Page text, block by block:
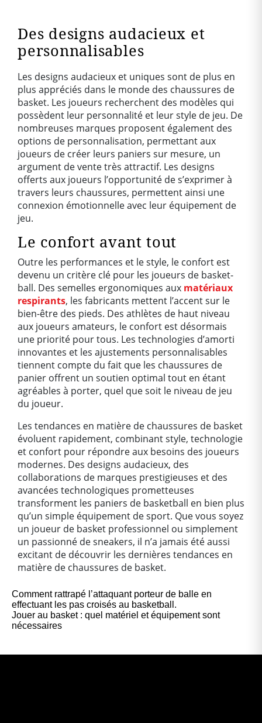
Des designs audacieux et
personnalisables
Les designs audacieux et uniques sont de plus en
plus appréciés dans le monde des chaussures de
basket. Les joueurs recherchent des modèles qui
possèdent leur personnalité et leur style de jeu. De
nombreuses marques proposent également des
options de personnalisation, permettant aux
joueurs de créer leurs paniers sur mesure, un
argument de vente très attractif. Les designs
offerts aux joueurs l’opportunité de s’exprimer à
travers leurs chaussures, permettent ainsi une
connexion émotionnelle avec leur équipement de
jeu.
Le confort avant tout
Outre les performances et le style, le confort est
devenu un critère clé pour les joueurs de basket-
ball. Des semelles ergonomiques aux matériaux
respirants, les fabricants mettent l’accent sur le
bien-être des pieds. Des athlètes de haut niveau
aux joueurs amateurs, le confort est désormais
une priorité pour tous. Les technologies d’amorti
innovantes et les ajustements personnalisables
tiennent compte du fait que les chaussures de
panier offrent un soutien optimal tout en étant
agréables à porter, quel que soit le niveau de jeu
du joueur.
Les tendances en matière de chaussures de basket
évoluent rapidement, combinant style, technologie
et confort pour répondre aux besoins des joueurs
modernes. Des designs audacieux, des
collaborations de marques prestigieuses et des
avancées technologiques prometteuses
transforment les paniers de basketball en bien plus
qu’un simple équipement de sport. Que vous soyez
un joueur de basket professionnel ou simplement
un passionné de sneakers, il n’a jamais été aussi
excitant de découvrir les dernières tendances en
matière de chaussures de basket.
Comment rattrapé l’attaquant porteur de balle en
effectuant les pas croisés au basketball.
Jouer au basket : quel matériel et équipement sont
nécessaires